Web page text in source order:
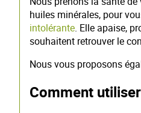
huiles minérales, pour
intolérante. Elle apaise,
souhaitent retrouver le
Nous vous proposons
Comment